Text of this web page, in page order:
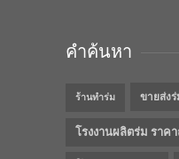
คำค้นหา
ร้านทำร่ม ขายส่ง
โรงงานผลิตร่ม ราค